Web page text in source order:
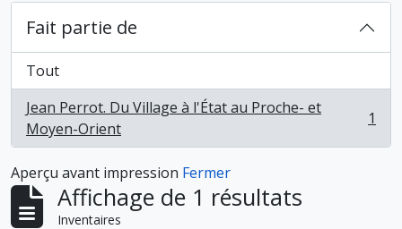
Fait partie de
Tout
Jean Perrot. Du Village à l'État au Proche- et
Moyen-Orient
, 1 résultats 1
Aperçu avant impression Fermer
Affichage de 1 résultats
Inventaires